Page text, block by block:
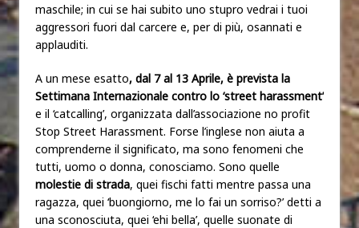
maschile; in cui se hai subito uno stupro vedrai i tuoi
aggressori fuori dal carcere e, per di più, osannati e
applauditi.
A un mese esatto, dal 7 al 13 Aprile, è prevista la
Settimana Internazionale contro lo ‘street harassment’
e il ‘catcalling’, organizzata dall’associazione no profit
Stop Street Harassment. Forse l’inglese non aiuta a
comprenderne il significato, ma sono fenomeni che
tutti, uomo o donna, conosciamo. Sono quelle
molestie di strada, quei fischi fatti mentre passa una
ragazza, quei ‘buongiorno, me lo fai un sorriso?’ detti a
una sconosciuta, quei ‘ehi bella’, quelle suonate di